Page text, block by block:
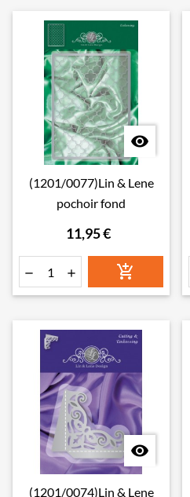

(1201/0077)Lin & Lene
pochoir fond
11,95 €
  

(1201/0074)Lin & Lene